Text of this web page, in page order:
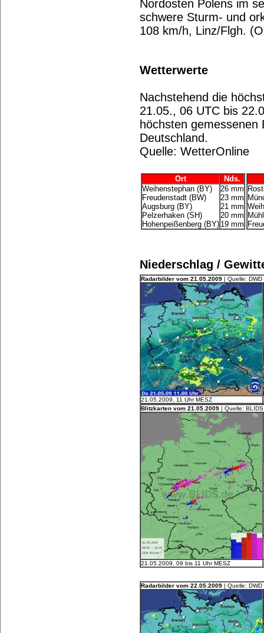
Nordosten Polens im
schwere Sturm- und
108 km/h, Linz/Flgh.
Wetterwerte
Nachstehend die
21.05., 06 UTC bis
höchsten
Deutschland.
Quelle: WetterOnline
Ort
Nds.
Weihenstephan (BY)
Freudenstadt (BW)
Augsburg (BY)
Pelzerhaken (SH)
Hohenpeißenberg (BY)
26 mm
23 mm
21 mm
20 mm
19 mm
Niederschlag /
Radarbilder vom 21.05.2009 | Quelle: DWD
21.05.2009, 11 Uhr MESZ
Blitzkarten vom 21.05.2009 | Quelle: BLIDS
21.05.2009, 09 bis 11 Uhr MESZ
Radarbilder vom 22.05.2009 | Quelle: DWD